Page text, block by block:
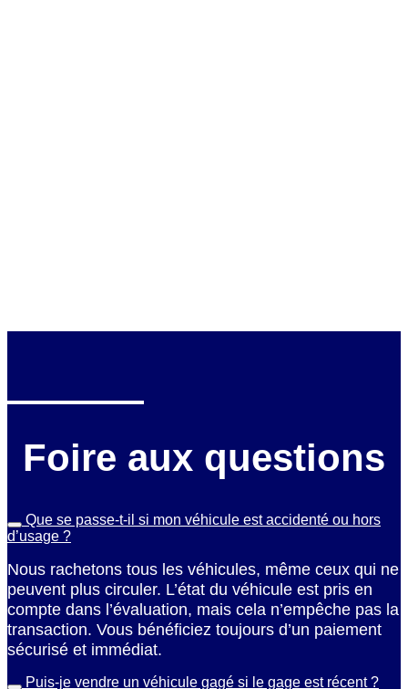
Foire aux questions
Que se passe-t-il si mon véhicule est accidenté ou hors
d’usage ?
Nous rachetons tous les véhicules, même ceux qui ne
peuvent plus circuler. L’état du véhicule est pris en
compte dans l’évaluation, mais cela n’empêche pas la
transaction. Vous bénéficiez toujours d’un paiement
sécurisé et immédiat.
Puis-je vendre un véhicule gagé si le gage est récent ?